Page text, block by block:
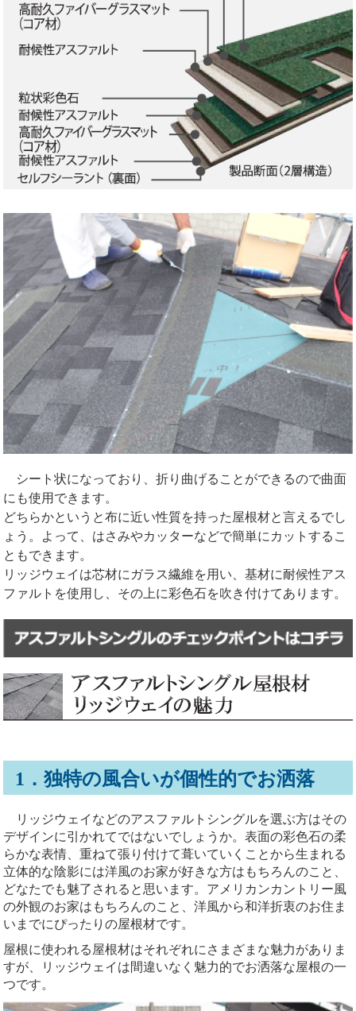
シート状になっており、折り曲げることができるので曲面
にも使用できます。
どちらかというと布に近い性質を持った屋根材と言えるでし
ょう。よって、はさみやカッターなどで簡単にカットするこ
ともできます。
リッジウェイは芯材にガラス繊維を用い、基材に耐候性アス
ファルトを使用し、その上に彩色石を吹き付けてあります。
1．独特の風合いが個性的でお洒落
リッジウェイなどのアスファルトシングルを選ぶ方はその
デザインに引かれてではないでしょうか。表面の彩色石の柔
らかな表情、重ねて張り付けて葺いていくことから生まれる
立体的な陰影には洋風のお家が好きな方はもちろんのこと、
どなたでも魅了されると思います。アメリカンカントリー風
の外観のお家はもちろんのこと、洋風から和洋折衷のお住ま
いまでにぴったりの屋根材です。
屋根に使われる屋根材はそれぞれにさまざまな魅力がありま
すが、リッジウェイは間違いなく魅力的でお洒落な屋根の一
つです。